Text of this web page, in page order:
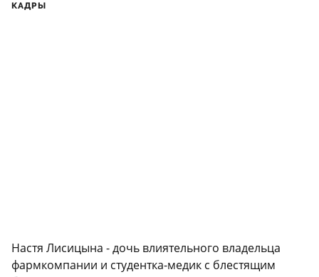
КАДРЫ
Настя Лисицына - дочь влиятельного владельца
фармкомпании и студентка-медик с блестящим